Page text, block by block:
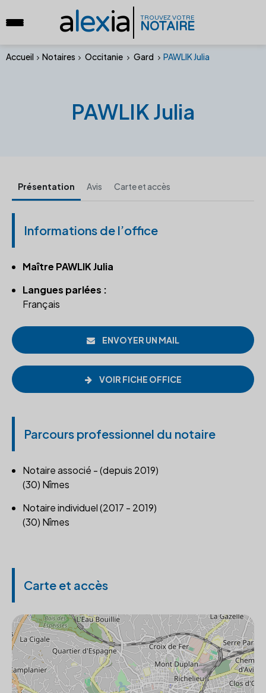
alexia TROUVEZ VOTRE
NOTAIRE
Accueil Notaires Occitanie Gard PAWLIK Julia
PAWLIK Julia
Présentation Avis Carte et accès
Informations de l’office
Maître PAWLIK Julia
Langues parlées :
Français
ENVOYER UN MAIL
VOIR FICHE OFFICE
Parcours professionnel du notaire
Notaire associé - (depuis 2019)
(30) Nîmes
Notaire individuel (2017 - 2019)
(30) Nîmes
Carte et accès